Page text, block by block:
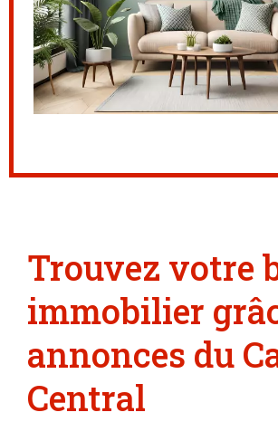
Trouvez votre
immobilier
annonces du
Central